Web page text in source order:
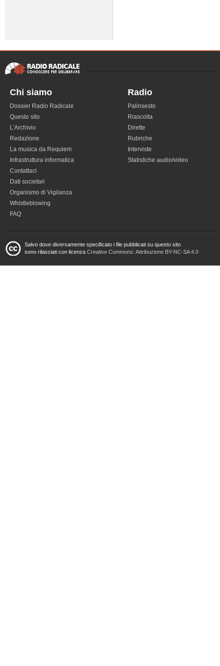
Chi siamo
Dossier Radio Radicale
Questo sito
L'Archivio
Redazione
La musica da Requiem
Infrastruttura informatica
Contattaci
Dati societari
Organismo di Vigilanza
Whistleblowing
FAQ
Radio
Palinsesto
Riascolta
Dirette
Rubriche
Interviste
Statistiche audio/video
Salvo dove diversamente specificato i file pubblicati su questo sito
sono rilasciati con licenza Creative Commons: Attribuzione BY-NC-SA 4.0